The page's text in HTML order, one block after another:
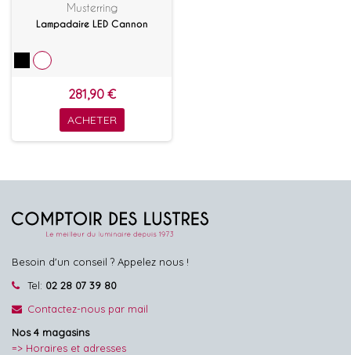
Musterring
Lampadaire LED Cannon
281,90 €
ACHETER
Besoin d'un conseil ? Appelez nous !
Tel: 02 28 07 39 80
Contactez-nous par mail
Nos 4 magasins
=> Horaires et adresses